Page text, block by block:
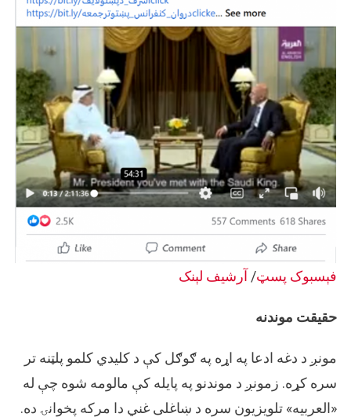
فېسبوک پسټ/ آرشیف لېنک
حقیقت موندنه
مونږ د دغه ادعا په اړه په ګوګل کې د کلیدي کلمو پلټنه تر
سره کړه. زمونږ د موندنو په پایله کې مالومه شوه چې له
«العربیه» تلویزیون سره د ښاغلی غني دا مرکه پخوانۍ ده.